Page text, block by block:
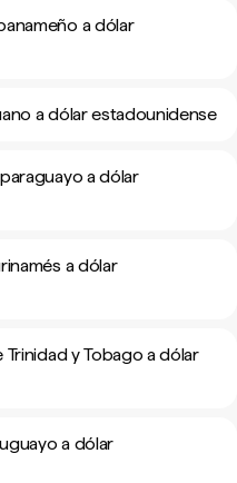
a dólar
a dólar estadounidense
a dólar
a dólar
y Tobago a dólar
a dólar